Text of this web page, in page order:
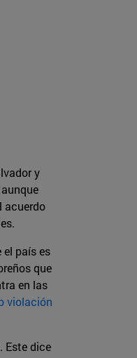
y
acuerdo
país es
que
en las
violación
Este dice